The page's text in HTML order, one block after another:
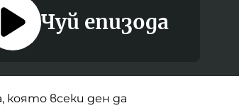
Чуй епизода
която всеки ден да